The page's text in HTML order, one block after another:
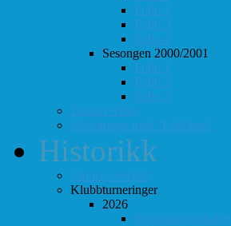
Follo 2
Follo 3
Follo 4
Sesongen 2000/2001
Follo 1
Follo 2
Follo 3
Totaloversikt
ØS-kamper med "Fullt hus"
Historikk
Vinner-oversikt
Klubbturneringer
2026
Klubbmesterskapet